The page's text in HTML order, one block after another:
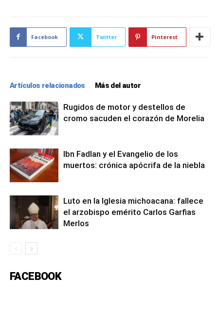
Facebook Twitter Pinterest
Artículos relacionados Más del autor
Rugidos de motor y destellos de
cromo sacuden el corazón de Morelia
Ibn Fadlan y el Evangelio de los
muertos: crónica apócrifa de la niebla
Luto en la Iglesia michoacana: fallece
el arzobispo emérito Carlos Garfias
Merlos
FACEBOOK